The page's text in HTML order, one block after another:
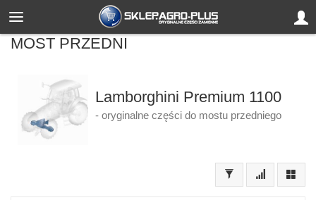
MOST PRZEDNI
Lamborghini Premium 1100
- oryginalne części do mostu przedniego